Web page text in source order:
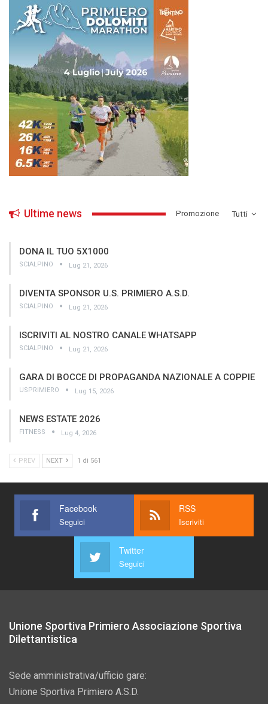
Tutti
Ultime news ­Promozione
DONA IL TUO 5X1000
SCIALPINO Lug 21, 2026
DIVENTA SPONSOR U.S. PRIMIERO A.S.D.
SCIALPINO Lug 21, 2026
ISCRIVITI AL NOSTRO CANALE WHATSAPP
SCIALPINO Lug 21, 2026
GARA DI BOCCE DI PROPAGANDA NAZIONALE A COPPIE
USPRIMIERO Lug 15, 2026
NEWS ESTATE 2026
FITNESS Lug 4, 2026
PREV NEXT 1 di 561
Facebook
Seguici
RSS
Iscriviti
Twitter
Seguici
Unione Sportiva Primiero Associazione Sportiva
Dilettantistica
Sede amministrativa/ufficio gare:
Unione Sportiva Primiero A.S.D.